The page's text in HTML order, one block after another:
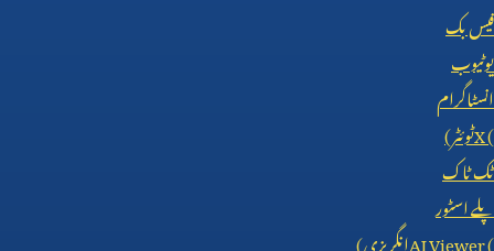
فیس بک
یوٹیوب
انسٹاگرام
X (ٹوئٹر)
ٹک ٹاک
پلے اسٹور
AI Viewer (انگریزی)